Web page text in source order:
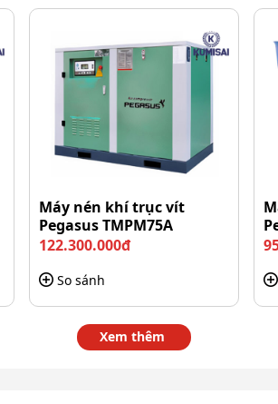
hệ thống máy
trình kiểm tra, bảo trì và vệ sinh định
Máy nén khí trục vít
Pegasus TMPM75A
122.300.000đ
So sánh
Xem thêm